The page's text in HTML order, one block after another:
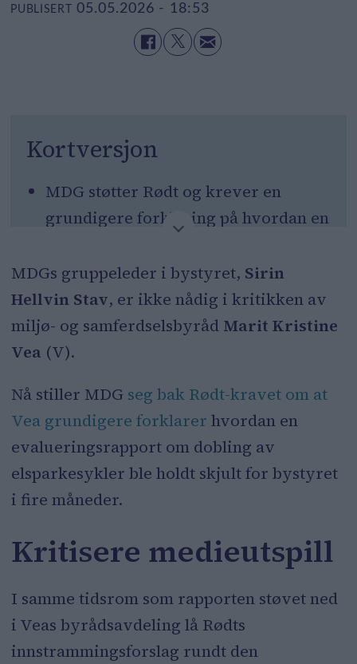
PUBLISERT 05.05.2026 - 18:53
Kortversjon
MDG støtter Rødt og krever en
grundigere forklaring på hvordan en
elsparkesykler ble skjult for bystyret
i fire måneder.
Miljøbyråd Marit Kristine Vea (V)
sier det skyldtes en "inkurie" og at
rapporten ble sendt over straks det
ble oppdaget at bystyret ikke hadde
mottatt den.
MDGs Sirin Hellvin Stav mener Vea
kan ha brutt informasjonsplikten
Både Rødt og MDG mener saken er
beskriver Veas håndtering som
uryddig.
MDGs gruppeleder i bystyret, Sirin
Hellvin Stav, er ikke nådig i kritikken av
miljø- og samferdselsbyråd Marit Kristine
Vea (V).
Nå stiller MDG seg bak Rødt-kravet om at
Vea grundigere forklarer hvordan en
evalueringsrapport om dobling av
elsparkesykler ble holdt skjult for bystyret
i fire måneder.
Kritisere medieutspill
I samme tidsrom som rapporten støvet ned
i Veas byrådsavdeling lå Rødts
innstrammingsforslag rundt den